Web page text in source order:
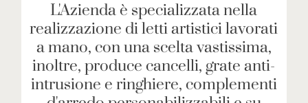
L'Azienda è specializzata nella
realizzazione di letti artistici lavorati
a mano, con una scelta vastissima,
inoltre, produce cancelli, grate anti-
intrusione e ringhiere, complementi